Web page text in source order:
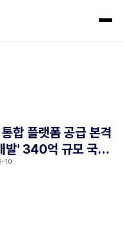
합 플랫폼 공급 본격
발' 340억 규모 국책
10